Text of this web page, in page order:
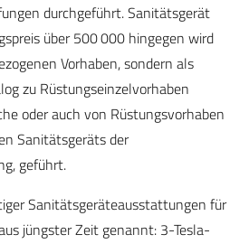
durchgeführt. Sanitätsgerät
über 500 000 hingegen wird
Vorhaben, sondern als
zu Rüstungseinzelvorhaben
oder auch von Rüstungsvorhaben
Sanitätsgeräts der
geführt.
Sanitätsgeräteausstattungen für
jüngster Zeit genannt: 3-Tesla-